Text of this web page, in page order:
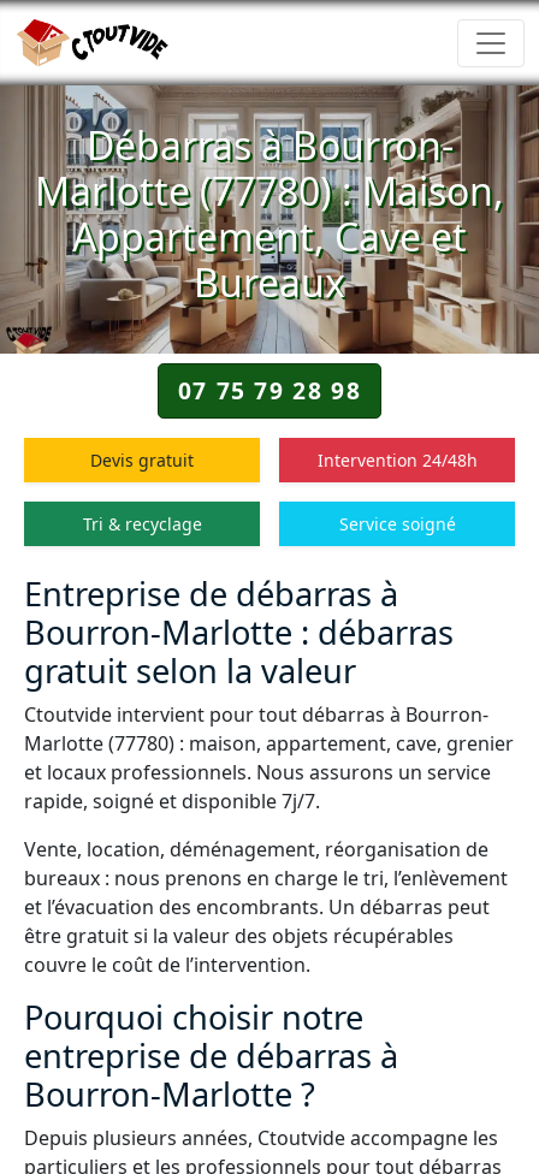
Débarras à Bourron-
Marlotte (77780) : Maison,
Appartement, Cave et
Bureaux
07 75 79 28 98
Devis gratuit Intervention 24/48h
Tri & recyclage Service soigné
Entreprise de débarras à
Bourron-Marlotte : débarras
gratuit selon la valeur
Ctoutvide intervient pour tout débarras à Bourron-
Marlotte (77780) : maison, appartement, cave, grenier
et locaux professionnels. Nous assurons un service
rapide, soigné et disponible 7j/7.
Vente, location, déménagement, réorganisation de
bureaux : nous prenons en charge le tri, l’enlèvement
et l’évacuation des encombrants. Un débarras peut
être gratuit si la valeur des objets récupérables
couvre le coût de l’intervention.
Pourquoi choisir notre
entreprise de débarras à
Bourron-Marlotte ?
Depuis plusieurs années, Ctoutvide accompagne les
particuliers et les professionnels pour tout débarras